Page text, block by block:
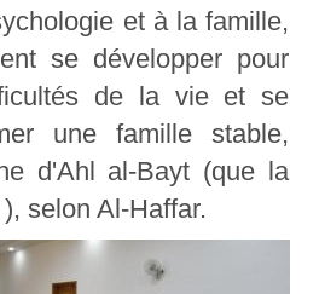
et à la famille,
se développer pour
de la vie et se
une famille stable,
d'Ahl al-Bayt (que la
selon Al-Haffar.